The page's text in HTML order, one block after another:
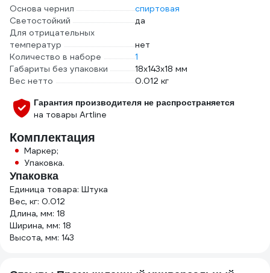
Основа чернил
спиртовая
Светостойкий
да
Для отрицательных
температур
нет
Количество в наборе
1
Габариты без упаковки
18х143х18 мм
Вес нетто
0.012 кг
Гарантия производителя не распространяется
на товары Artline
Комплектация
Маркер;
Упаковка.
Упаковка
Единица товара: Штука
Вес, кг: 0.012
Длина, мм: 18
Ширина, мм: 18
Высота, мм: 143